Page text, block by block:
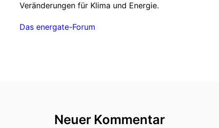
Veränderungen für Klima und Energie.
Das energate-Forum
Neuer Kommentar